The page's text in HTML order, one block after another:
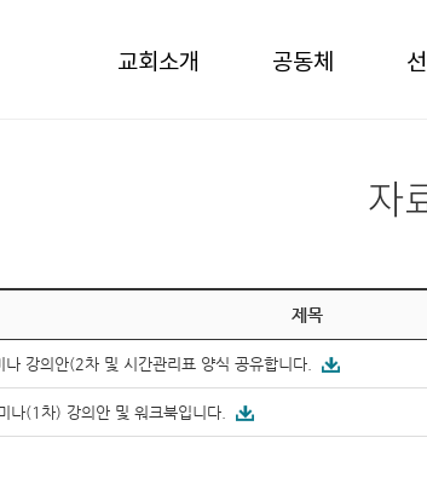
교회소개 공동체
자
제목
나 강의안(2차 및 시간관리표 양식 공유합니다.
나(1차) 강의안 및 워크북입니다.